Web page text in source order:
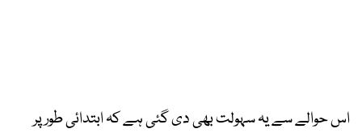
اس حوالے سے یہ سہولت بھی دی گئی ہے کہ ابتدائی طور پر